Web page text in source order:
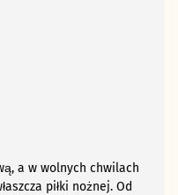
a w wolnych chwilach
piłki nożnej. Od